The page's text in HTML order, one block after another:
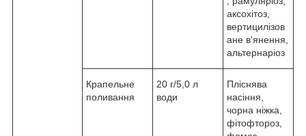
аксохітоз,
вертицилізов
ане в'янення,
альтернаріоз
Крапельне
поливання
20 г/5,0 л
води
Пліснява
насіння,
чорна ніжка,
фітофтороз,